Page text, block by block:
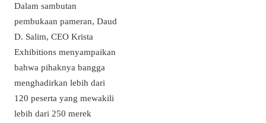
Dalam sambutan
pembukaan pameran, Daud
D. Salim, CEO Krista
Exhibitions menyampaikan
bahwa pihaknya bangga
menghadirkan lebih dari
120 peserta yang mewakili
lebih dari 250 merek